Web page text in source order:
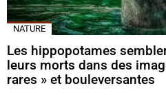
NATURE
Les hippopotames
leurs morts dans des
rares » et bouleversantes